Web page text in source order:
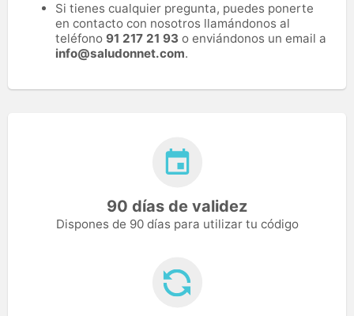
Si tienes cualquier pregunta, puedes ponerte
en contacto con nosotros llamándonos al
teléfono 91 217 21 93 o enviándonos un email a
info@saludonnet.com.
90 días de validez
Dispones de 90 días para utilizar tu código